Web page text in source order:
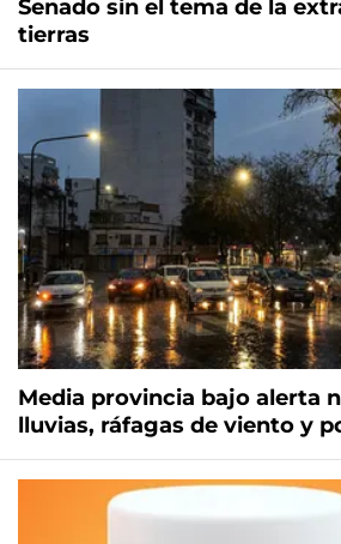
Senado sin el tema de la
tierras
Media provincia bajo alerta
lluvias, ráfagas de viento y